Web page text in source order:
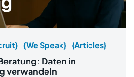
{We Speak} {Articles}
Daten in
verwandeln